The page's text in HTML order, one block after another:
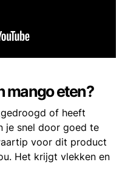
mango eten?
of heeft
je snel door goed te
voor dit product
Het krijgt vlekken en